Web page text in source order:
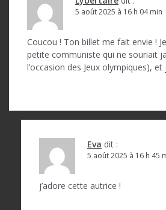
5 août 2025 à 16 h 04 min
Coucou ! Ton billet me fait envie !
petite communiste qui ne souriait
l’occasion des Jeux olympiques), et
Eva dit :
5 août 2025 à 16 h 45
j’adore cette autrice !